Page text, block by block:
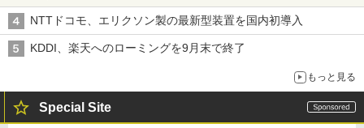
穴と楽天モバイルの課題
NTTドコモ、エリクソン製の最新型装置を国内初導入
KDDI、楽天へのローミングを9月末で終了
もっと見る
Special Site